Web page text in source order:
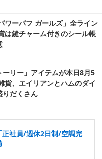
ワーパフ ガールズ」全ライン
は鍵チャーム付きのシール帳
ーリー」アイテムが本日8月5
貨、エイリアンとハムのダイ
りだくさん
社員/週休2日制/空調完